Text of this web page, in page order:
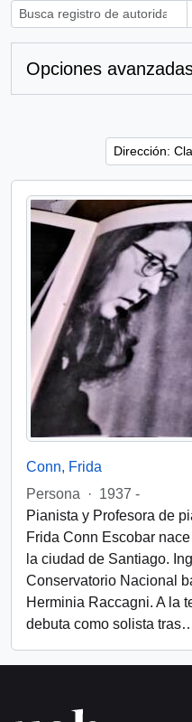
Opciones
Dirección:
Conn, Frida
Persona
· 1937 -
Pianista y Profesora de
Frida Conn Escobar
la ciudad de Santiago.
Conservatorio Nacional
Herminia Raccagni. A la
debuta como solista tras